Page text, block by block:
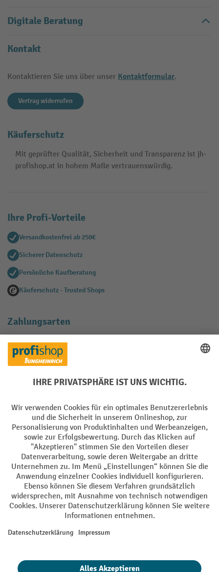
Digitale Beratung
Kontakt
Kontaktieren Sie uns über unser Kontaktformular.
Vertrag widerrufen
Käuferschutz
Mit geprüfter Qualität, Sicherheit und Transparenz ist jh-
profishop.at in hohem Maße vertrauenswürdig.
Ihre Profi-Vorteile
Versandkostenfrei ab 250€
Sicherer Datenschutz
Persönliche Kaufberatung
Käuferschutz - Trusted Shops
Zahlungsarten
Creditcard (Master)
Facebook
YouTube
LinkedIn
Instagram
AGB Impressum Datenschutz
Barrierefreiheit Privacy Settings
Alle Preise exkl. gesetzl. Mehrwertsteuer zzgl.Versandkosten und ggf.
Nachnahmegebühren, wenn nicht anders angegeben.
¹ Der Rabatt gilt so lange der Vorrat reicht. Der Rabatt gilt nicht auf
Erstregistrierung für den Newsletter gewährt. Der Gutschein ist 10